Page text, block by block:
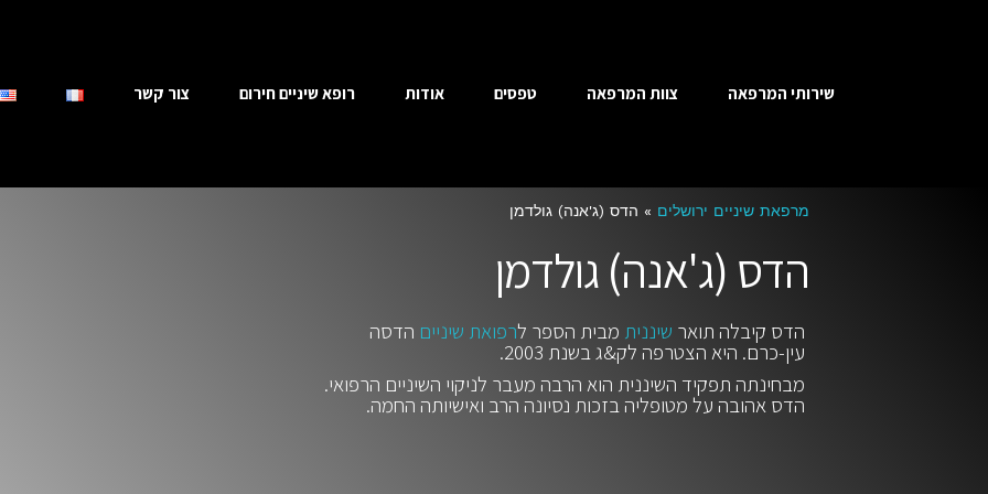
שירותי המרפאה צוות המרפאה טפסים אודות רופא שיניים חירום צור קשר
מרפאת שיניים ירושלים » הדס (ג'אנה) גולדמן
הדס (ג'אנה) גולדמן
הדס קיבלה תואר שיננית מבית הספר לרפואת שיניים הדסה
עין-כרם. היא הצטרפה לק&ג בשנת 2003.
מבחינתה תפקיד השיננית הוא הרבה מעבר לניקוי השיניים הרפואי.
הדס אהובה על מטופליה בזכות נסיונה הרב ואישיותה החמה.